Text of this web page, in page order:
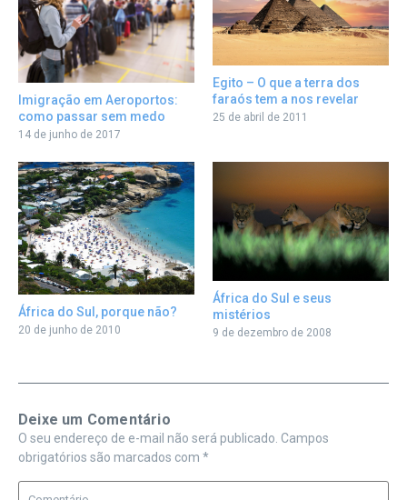
Imigração em Aeroportos:
como passar sem medo
14 de junho de 2017
Egito – O que a terra dos
faraós tem a nos revelar
25 de abril de 2011
África do Sul, porque não?
20 de junho de 2010
África do Sul e seus
mistérios
9 de dezembro de 2008
Deixe um Comentário
O seu endereço de e-mail não será publicado. Campos
obrigatórios são marcados com *